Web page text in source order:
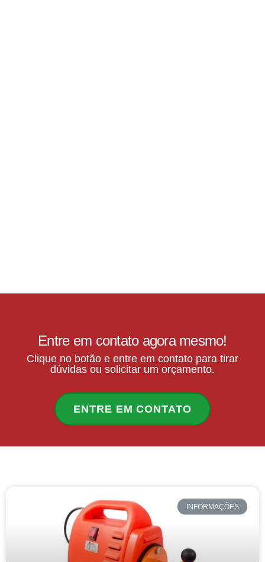
Entre em contato agora mesmo!
Clique no botão e entre em contato para tirar
dúvidas ou solicitar um orçamento.
ENTRE EM CONTATO
INFORMAÇÕES